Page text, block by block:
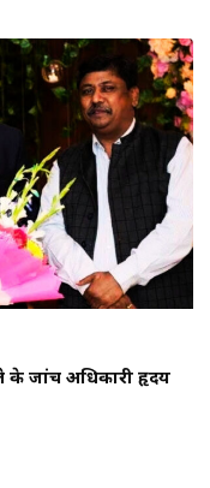
के जांच अधिकारी हृदय